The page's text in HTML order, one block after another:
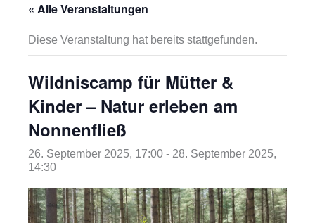
« Alle Veranstaltungen
Diese Veranstaltung hat bereits stattgefunden.
Wildniscamp für Mütter &
Kinder – Natur erleben am
Nonnenfließ
26. September 2025, 17:00 - 28. September 2025,
14:30